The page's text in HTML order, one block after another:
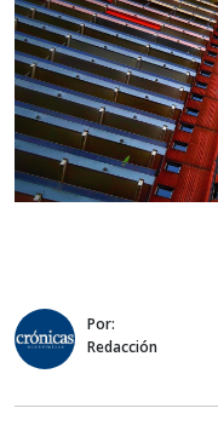
Por:
Redacción